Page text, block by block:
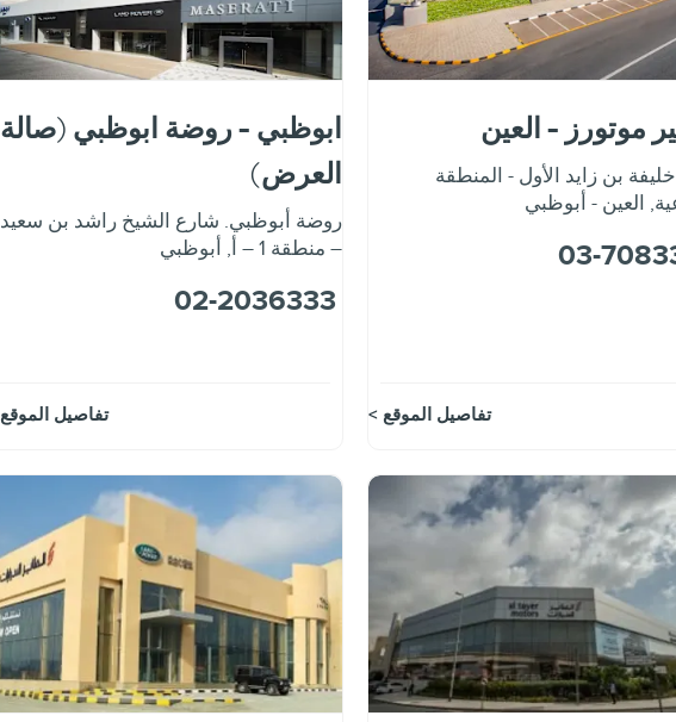
موتورز - العين
بن زايد الأول - المنطقة
, العين - أبوظبي
03-
تفاصيل الموقع
ابوظبي - روضة ابوظبي (صالة
العرض)
روضة أبوظبي. شارع الشيخ راشد بن سعيد
– منطقة 1 – أ
, أبوظبي
02-2036333
تفاصيل الموقع